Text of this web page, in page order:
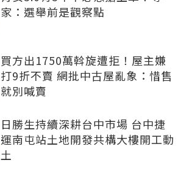
家：選舉前是觀察點
買方出1750萬斡旋遭拒！屋主嫌
打9折不賣 網批中古屋亂象：惜售
就別喊賣
日勝生持續深耕台中市場 台中捷
運南屯站土地開發共構大樓開工動
土